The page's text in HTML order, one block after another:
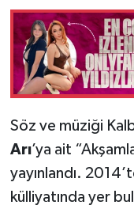
Söz ve müziği
Arı’ya ait
yayınlandı.
külliyatında yer